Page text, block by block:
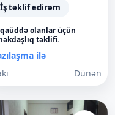
İş təklif edirəm
olanlar üçün
təklifi.
ilə
Dünən